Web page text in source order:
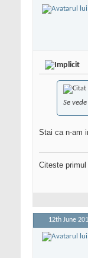
Se
Stai ca n-am
Citeste primul
12th June